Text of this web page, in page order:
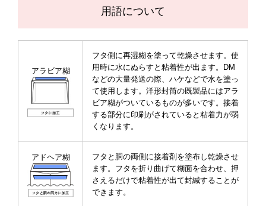
用語について
アラビア糊
フタ側に再湿糊を塗って乾燥させます。使
用時に水にぬらすと粘着性が出ます。DM
などの大量発送の際、ハケなどで水を塗っ
て使用します。洋形封筒の既製品にはアラ
ビア糊がついているものが多いです。接着
する部分に印刷がされていると粘着力が弱
くなります。
アドヘア糊
フタと胴の両側に接着剤を塗布し乾燥させ
ます。フタを折り曲げて糊面を合わせ、押
さえるだけで粘着性が出て封緘することが
できます。